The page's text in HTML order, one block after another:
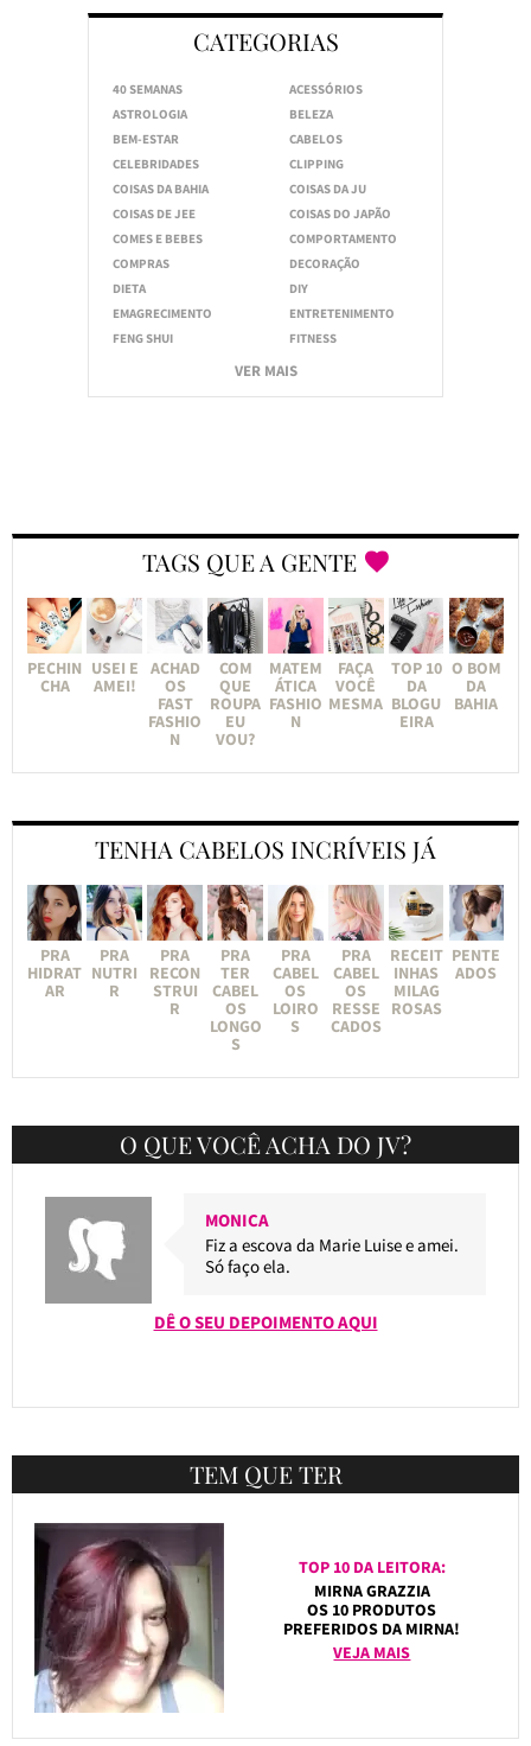
CATEGORIAS
40 SEMANAS
ACESSÓRIOS
ASTROLOGIA
BELEZA
BEM-ESTAR
CABELOS
CELEBRIDADES
CLIPPING
COISAS DA BAHIA
COISAS DA JU
COISAS DE JEE
COISAS DO JAPÃO
COMES E BEBES
COMPORTAMENTO
COMPRAS
DECORAÇÃO
DIETA
DIY
EMAGRECIMENTO
ENTRETENIMENTO
FENG SHUI
FITNESS
VER MAIS
TAGS QUE A GENTE
PECHIN
CHA
USEI E
AMEI!
ACHAD
OS
FAST
FASHIO
N
COM
QUE
ROUPA
EU
VOU?
MATEM
ÁTICA
FASHIO
N
FAÇA
VOCÊ
MESMA
TOP 10
DA
BLOGU
EIRA
O BOM
DA
BAHIA
TENHA CABELOS INCRÍVEIS JÁ
PRA
HIDRAT
AR
PRA
NUTRI
R
PRA
RECON
STRUI
R
PRA
TER
CABEL
OS
LONGO
S
PRA
CABEL
OS
LOIRO
S
PRA
CABEL
OS
RESSE
CADOS
RECEIT
INHAS
MILAG
ROSAS
PENTE
ADOS
O QUE VOCÊ ACHA DO JV?
MONICA
Fiz a escova da Marie Luise e amei.
Só faço ela.
DÊ O SEU DEPOIMENTO AQUI
TEM QUE TER
TOP 10 DA LEITORA:
MIRNA GRAZZIA
OS 10 PRODUTOS
PREFERIDOS DA MIRNA!
VEJA MAIS